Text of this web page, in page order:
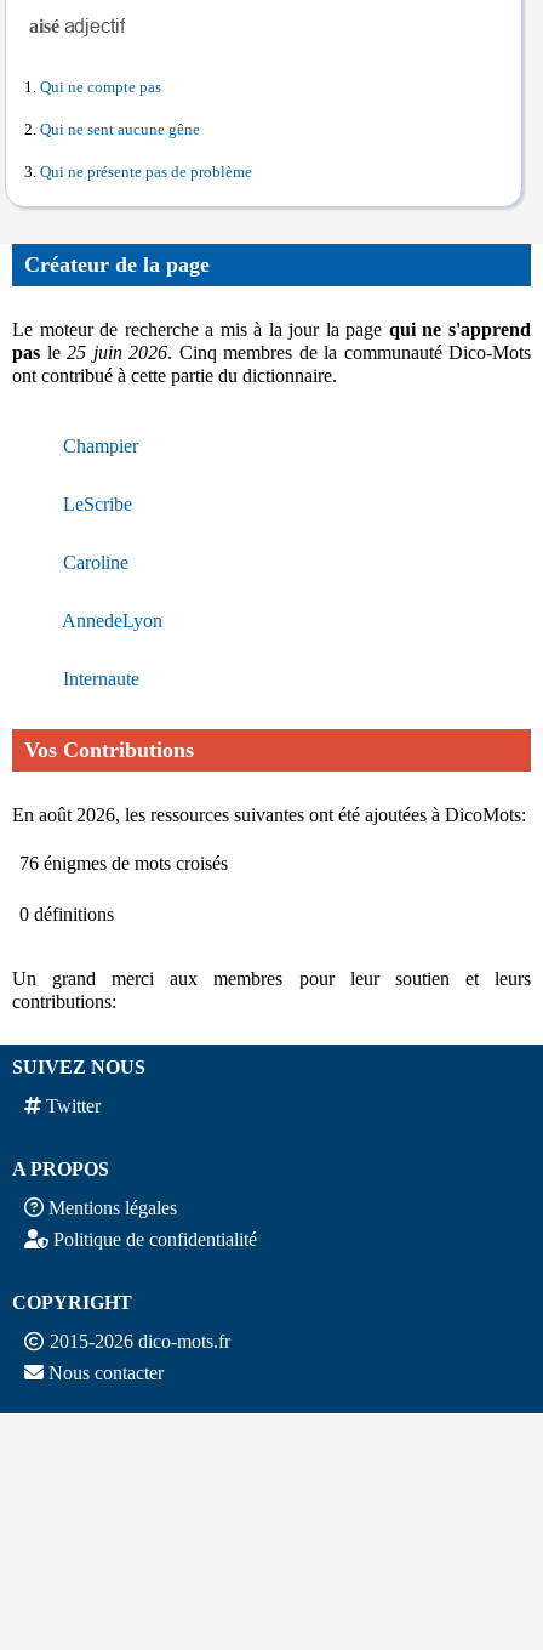
aisé
Qui ne compte pas
Qui ne sent aucune gêne
Qui ne présente pas de problème
Créateur de la page
Le moteur de recherche a mis à la jour la page qui ne s'apprend
pas le 25 juin 2026. Cinq membres de la communauté Dico-Mots
ont contribué à cette partie du dictionnaire.
Champier
LeScribe
Caroline
AnnedeLyon
Internaute
Vos Contributions
En août 2026, les ressources suivantes ont été ajoutées à DicoMots:
76 énigmes de mots croisés
0 définitions
Un grand merci aux membres pour leur soutien et leurs
contributions:
SUIVEZ NOUS
Twitter
A PROPOS
Mentions légales
Politique de confidentialité
COPYRIGHT
2015-2026 dico-mots.fr
Nous contacter